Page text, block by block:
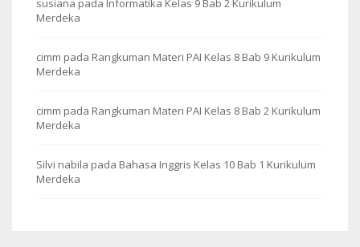
susiana pada Informatika Kelas 9 Bab 2 Kurikulum
Merdeka
cimm pada Rangkuman Materi PAI Kelas 8 Bab 9 Kurikulum
Merdeka
cimm pada Rangkuman Materi PAI Kelas 8 Bab 2 Kurikulum
Merdeka
Silvi nabila pada Bahasa Inggris Kelas 10 Bab 1 Kurikulum
Merdeka